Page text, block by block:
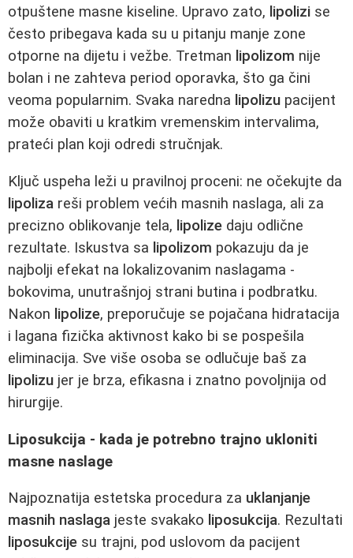
otpuštene masne kiseline. Upravo zato, lipolizi se
često pribegava kada su u pitanju manje zone
otporne na dijetu i vežbe. Tretman lipolizom nije
bolan i ne zahteva period oporavka, što ga čini
veoma popularnim. Svaka naredna lipolizu pacijent
može obaviti u kratkim vremenskim intervalima,
prateći plan koji odredi stručnjak.
Ključ uspeha leži u pravilnoj proceni: ne očekujte da
lipoliza reši problem većih masnih naslaga, ali za
precizno oblikovanje tela, lipolize daju odlične
rezultate. Iskustva sa lipolizom pokazuju da je
najbolji efekat na lokalizovanim naslagama -
bokovima, unutrašnjoj strani butina i podbratku.
Nakon lipolize, preporučuje se pojačana hidratacija
i lagana fizička aktivnost kako bi se pospešila
eliminacija. Sve više osoba se odlučuje baš za
lipolizu jer je brza, efikasna i znatno povoljnija od
hirurgije.
Liposukcija - kada je potrebno trajno ukloniti
masne naslage
Najpoznatija estetska procedura za uklanjanje
masnih naslaga jeste svakako liposukcija. Rezultati
liposukcije su trajni, pod uslovom da pacijent